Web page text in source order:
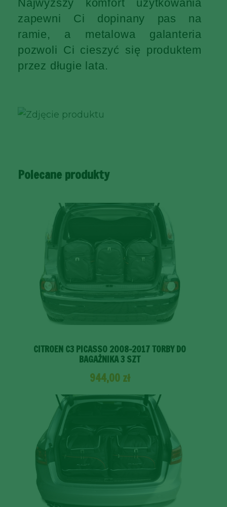
Najwyższy komfort użytkowania
zapewni Ci dopinany pas na
ramie, a metalowa galanteria
pozwoli Ci cieszyć się produktem
przez długie lata.
Polecane produkty
CITROEN C3 PICASSO 2008-2017 TORBY DO
BAGAŻNIKA 3 SZT
944,00 zł